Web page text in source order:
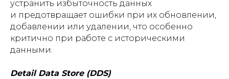
устранить избыточность данных
и предотвращает ошибки при их обновлении,
добавлении или удалении, что особенно
критично при работе с историческими
данными.
Detail Data Store (DDS)